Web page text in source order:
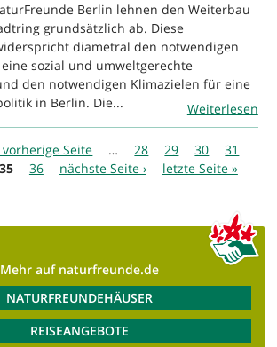
Berlin lehnen den Weiterbau
grundsätzlich ab. Diese
diametral den notwendigen
sozial und umweltgerechte
den notwendigen Klimazielen für eine
in Berlin. Die...
Weiterlesen
vorherige Seite … 28 29 30
31
35 36 nächste Seite › letzte Seite »
Mehr auf naturfreunde.de
NATURFREUNDEHÄUSER
REISEANGEBOTE